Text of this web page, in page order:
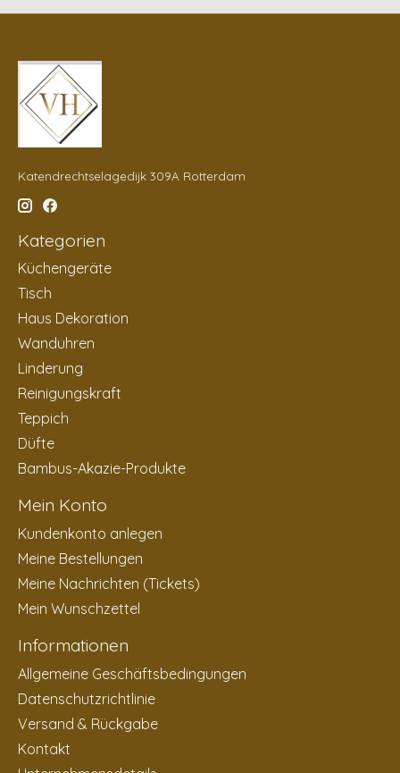
Katendrechtselagedijk 309A Rotterdam
Kategorien
Küchengeräte
Tisch
Haus Dekoration
Wanduhren
Linderung
Reinigungskraft
Teppich
Düfte
Bambus-Akazie-Produkte
Mein Konto
Kundenkonto anlegen
Meine Bestellungen
Meine Nachrichten (Tickets)
Mein Wunschzettel
Informationen
Allgemeine Geschäftsbedingungen
Datenschutzrichtlinie
Versand & Rückgabe
Kontakt